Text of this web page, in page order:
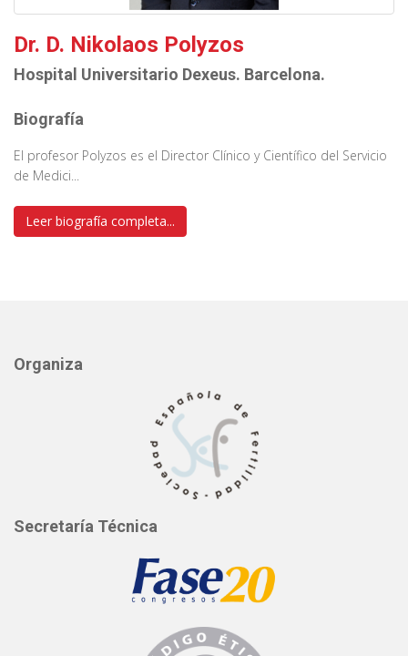
Dr. D. Nikolaos Polyzos
Hospital Universitario Dexeus. Barcelona.
Biografía
El profesor Polyzos es el Director Clínico y Científico del Servicio
de Medici...
Leer biografía completa...
Organiza
Secretaría Técnica